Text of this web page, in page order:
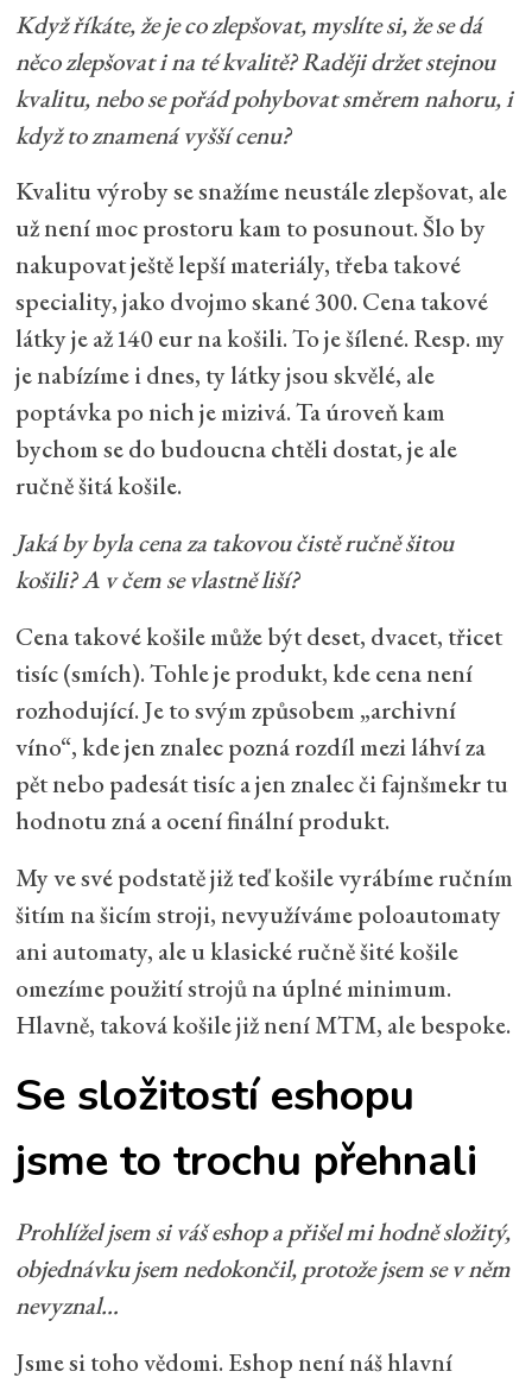
Když říkáte, že je co zlepšovat, myslíte si, že se dá
něco zlepšovat i na té kvalitě? Raději držet stejnou
kvalitu, nebo se pořád pohybovat směrem nahoru, i
když to znamená vyšší cenu?
Kvalitu výroby se snažíme neustále zlepšovat, ale
už není moc prostoru kam to posunout. Šlo by
nakupovat ještě lepší materiály, třeba takové
speciality, jako dvojmo skané 300. Cena takové
látky je až 140 eur na košili. To je šílené. Resp. my
je nabízíme i dnes, ty látky jsou skvělé, ale
poptávka po nich je mizivá. Ta úroveň kam
bychom se do budoucna chtěli dostat, je ale
ručně šitá košile.
Jaká by byla cena za takovou čistě ručně šitou
košili? A v čem se vlastně liší?
Cena takové košile může být deset, dvacet, třicet
tisíc (smích). Tohle je produkt, kde cena není
rozhodující. Je to svým způsobem „archivní
víno“, kde jen znalec pozná rozdíl mezi láhví za
pět nebo padesát tisíc a jen znalec či fajnšmekr tu
hodnotu zná a ocení finální produkt.
My ve své podstatě již teď košile vyrábíme ručním
šitím na šicím stroji, nevyužíváme poloautomaty
ani automaty, ale u klasické ručně šité košile
omezíme použití strojů na úplné minimum.
Hlavně, taková košile již není MTM, ale bespoke.
Se složitostí eshopu
jsme to trochu přehnali
Prohlížel jsem si váš eshop a přišel mi hodně složitý,
objednávku jsem nedokončil, protože jsem se v něm
nevyznal…
Jsme si toho vědomi. Eshop není náš hlavní